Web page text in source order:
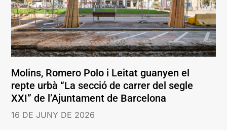
Molins, Romero Polo i Leitat guanyen el
repte urbà “La secció de carrer del segle
XXI” de l’Ajuntament de Barcelona
16 DE JUNY DE 2026